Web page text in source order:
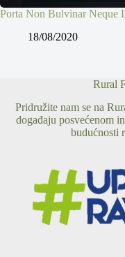
Porta Non Bulvinar Neque
18/08/2020
Rural
Pridružite nam se na
događaju posvećenom
budućnosti